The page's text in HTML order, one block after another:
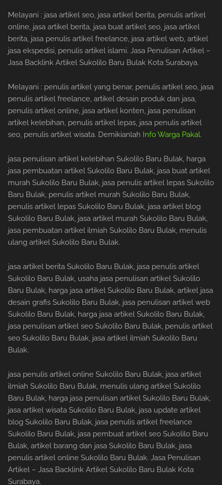
Melayani : jasa artikel seo, jasa artikel berita, penulis artikel
online, jasa artikel berita, jasa buat artikel seo, jasa artikel
berita, jasa penulis artikel freelance, jasa artikel web, artikel
jasa ekspedisi, penulis artikel islami. Jasa Penulisan Artikel –
Jasa Backlink Artikel Sukolilo Baru Bulak Kota Surabaya.
Melayani : penulis artikel yang benar, penulis artikel seo, jasa
penulis artikel freelance, artikel desain produk dan jasa,
penulis artikel online, jasa artikel konten, jasa penulisan
artikel kelebihan, penulis artikel lepas, jasa penulis artikel
seo, penulis artikel wisata. Demikianlah Info Warga Pakal.
jasa penulisan artikel kelebihan Sukolilo Baru Bulak, harga
jasa pembuatan artikel Sukolilo Baru Bulak, jasa buat artikel
murah Sukolilo Baru Bulak, jasa penulis artikel lepas Sukolilo
Baru Bulak, penulis artikel murah Sukolilo Baru Bulak,
penulis artikel lepas Sukolilo Baru Bulak, jasa artikel blog
Sukolilo Baru Bulak, jasa artikel murah Sukolilo Baru Bulak,
jasa pembuatan artikel ilmiah Sukolilo Baru Bulak, menulis
ulang artikel Sukolilo Baru Bulak.
jasa artikel berita Sukolilo Baru Bulak, jasa penulis artikel
Sukolilo Baru Bulak, usaha jasa penulisan artikel Sukolilo
Baru Bulak, harga jasa artikel Sukolilo Baru Bulak, artikel jasa
desain grafis Sukolilo Baru Bulak, jasa penulisan artikel web
Sukolilo Baru Bulak, harga jasa artikel Sukolilo Baru Bulak,
jasa penulisan artikel seo Sukolilo Baru Bulak, penulis artikel
seo Sukolilo Baru Bulak, jasa artikel ilmiah Sukolilo Baru
Bulak.
jasa penulis artikel online Sukolilo Baru Bulak, jasa artikel
ilmiah Sukolilo Baru Bulak, menulis ulang artikel Sukolilo
Baru Bulak, harga jasa penulisan artikel Sukolilo Baru Bulak,
jasa artikel wisata Sukolilo Baru Bulak, jasa update artikel
blog Sukolilo Baru Bulak, jasa penulis artikel freelance
Sukolilo Baru Bulak, jasa pembuat artikel seo Sukolilo Baru
Bulak, artikel barang dan jasa Sukolilo Baru Bulak, jasa
penulis artikel online Sukolilo Baru Bulak. Jasa Penulisan
Artikel – Jasa Backlink Artikel Sukolilo Baru Bulak Kota
Surabaya.